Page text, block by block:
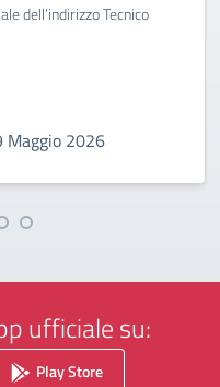
dell’indirizzo Tecnico
Maggio 2026
ufficiale su:
Play Store